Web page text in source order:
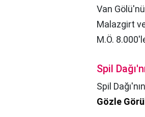
Van
Malazgirt
M.Ö.
Spil
Spil
Gözle